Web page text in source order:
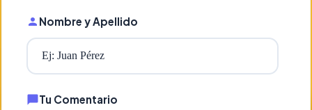
Nombre y Apellido
Tu Comentario